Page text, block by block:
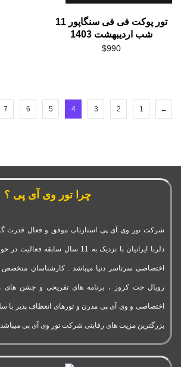
تور پوکت فی فی سنگاپور 11
شب اردیبهشت 1403
$990
←
1
2
3
4
5
6
7
چرا تور وی آی پی ؟
شرکت تور وی آی پی استارتاپ موفق و فعال قدرت
دلربا ایرانیان با نزدیک به 11 سال
اختصاصی سرتاسر دنیا میباشد . کارشناسان متخصص
رویال جت کروز ، برنامه های تفریحی و جشن های
اختصاصی و وی آی پی مدرن و تورهای انعطاف پذیر با
بزرگترین مزیت های رقابتی شرکت تور وی آی پی میباشد